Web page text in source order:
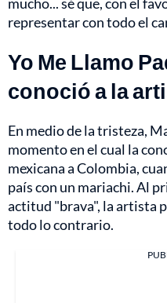
representar con todo el
Yo Me Llamo
conoció a la
En medio de la tristeza,
momento en el cual la
mexicana a Colombia,
país con un mariachi. Al
actitud "brava", la artista
todo lo contrario.